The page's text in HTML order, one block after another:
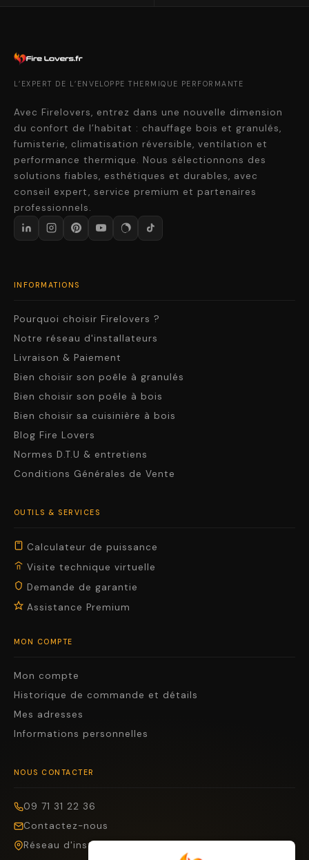
L’EXPERT DE L’ENVELOPPE THERMIQUE PERFORMANTE
Avec Firelovers, entrez dans une nouvelle dimension
du confort de l’habitat : chauffage bois et granulés,
fumisterie, climatisation réversible, ventilation et
performance thermique. Nous sélectionnons des
solutions fiables, esthétiques et durables, avec
conseil expert, service premium et partenaires
professionnels.
INFORMATIONS
Pourquoi choisir Firelovers ?
Notre réseau d'installateurs
Livraison & Paiement
Bien choisir son poêle à granulés
Bien choisir son poêle à bois
Bien choisir sa cuisinière à bois
Blog Fire Lovers
Normes D.T.U & entretiens
Conditions Générales de Vente
OUTILS & SERVICES
Calculateur de puissance
Visite technique virtuelle
Demande de garantie
Assistance Premium
MON COMPTE
Mon compte
Historique de commande et détails
Mes adresses
Informations personnelles
NOUS CONTACTER
09 71 31 22 36
Contactez-nous
Réseau d'installateurs